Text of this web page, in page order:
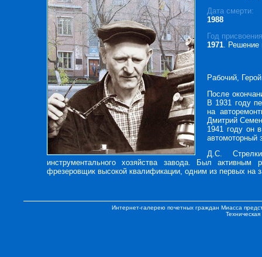
Дата смерти:
1988
Год
1971. Решение
Рабочий,
После
В 1931 году
на
Дмитрий
1941 году он
автомоторный
Д.С.
инструментального хозяйства завода. Был
фрезеровщик высокой квалификации, одним из первых на
Интернет-галерею почетных граждан Миасса